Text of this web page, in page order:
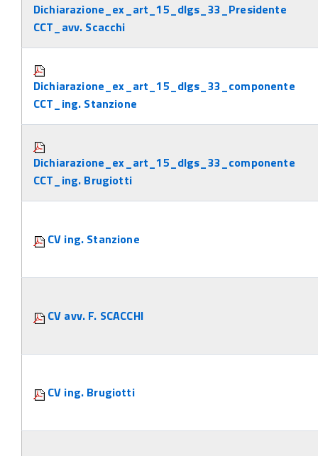
Dichiarazione_ex_art_15_dlgs_33_Presidente
CCT_avv. Scacchi
Dichiarazione_ex_art_15_dlgs_33_componente
CCT_ing. Stanzione
Dichiarazione_ex_art_15_dlgs_33_componente
CCT_ing. Brugiotti
CV ing. Stanzione
CV avv. F. SCACCHI
CV ing. Brugiotti